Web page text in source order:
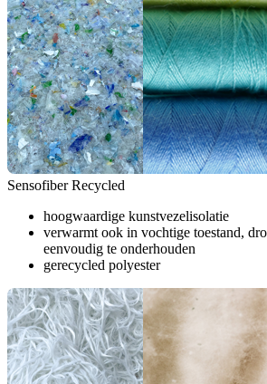
Sensofiber Recycled
hoogwaardige kunstvezelisolatie
verwarmt ook in vochtige toestand,
eenvoudig te onderhouden
gerecycled polyester